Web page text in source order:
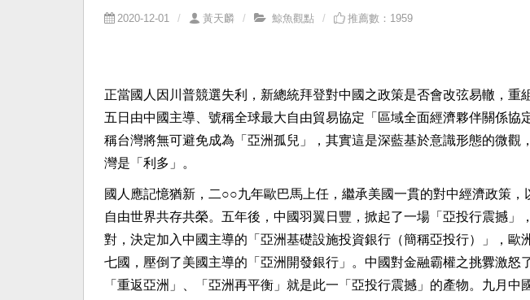
2020-12-01 黃天麟 鯨魚觀點 推薦數：1959
正當國人因川普競選失利，新總統拜登對中國之政策是否會改弦易轍，重
五日由中國主導、號稱全球最大自由貿易協定「區域全面經濟夥伴關係協
稱台灣將無可避免成為「亞洲孤兒」，其實這是深藍基於意識形態的微觀
灣是「利多」。
國人應記憶猶新，二○○九年歐巴馬上任，繼承美國一貫的對中經濟政策
自由世界共存共榮。五年後，中國羽翼日豐，掀起了一場「亞投行震撼」
對，決定加入中國主導的「亞洲基礎設施投資銀行（簡稱亞投行）」，歐
七國，壓倒了美國主導的「亞洲開發銀行」。中國對金融霸權之挑釁激怒
「重返亞洲」、「亞洲再平衡」就是此一「亞投行震撼」的產物。九月中